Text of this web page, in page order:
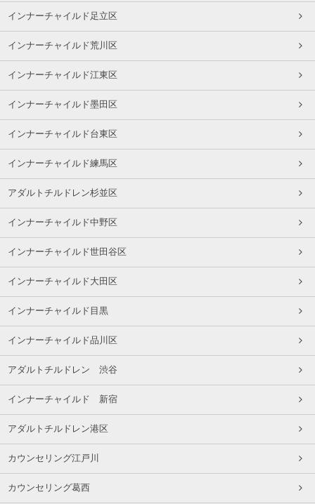
インナーチャイルド足立区
インナーチャイルド荒川区
インナーチャイルド江東区
インナーチャイルド墨田区
インナーチャイルド台東区
インナーチャイルド練馬区
アダルトチルドレン杉並区
インナーチャイルド中野区
インナーチャイルド世田谷区
インナーチャイルド大田区
インナーチャイルド目黒
インナーチャイルド品川区
アダルトチルドレン 渋谷
インナーチャイルド 新宿
アダルトチルドレン港区
カウンセリング江戸川
カウンセリング葛西